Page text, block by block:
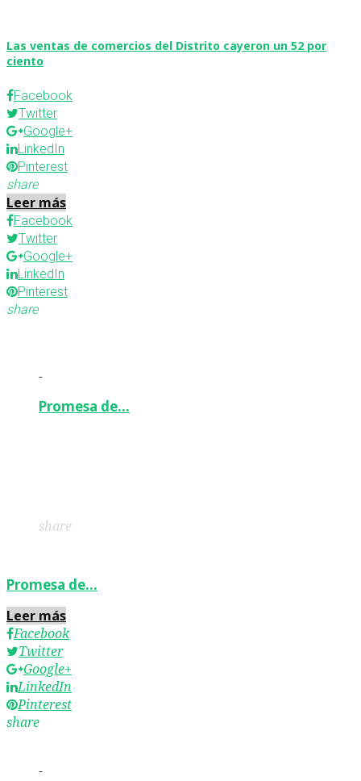
Las ventas de comercios del Distrito cayeron un 52 por
ciento
Facebook
Twitter
Google+
LinkedIn
Pinterest
share
Leer más
Facebook
Twitter
Google+
LinkedIn
Pinterest
share
-
Promesa de…
share
Promesa de…
Leer más
Facebook
Twitter
Google+
LinkedIn
Pinterest
share
-